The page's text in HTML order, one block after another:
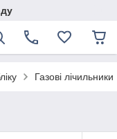
Газові лічильники